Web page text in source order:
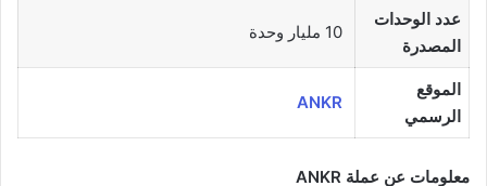
عدد الوحدات
المصدرة
10 مليار وحدة
الموقع
الرسمي
ANKR
معلومات عن عملة ANKR